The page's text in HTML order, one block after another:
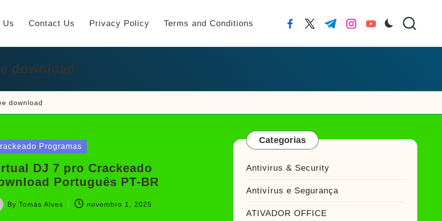
Us Contact Us Privacy Policy Terms and Conditions facebook.com
twitter.com
t.me instagram.com
youtube.com
download
download
Programas
DJ 7 pro Crackeado
Português PT-BR
By Tomás Alves novembro 1, 2025
Categorias
Antivirus & Security
Antivírus e Segurança
ATIVADOR OFFICE